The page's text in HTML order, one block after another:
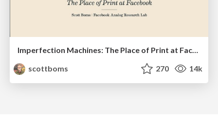
Imperfection Machines: The Place of Print at Facebook
scottboms
270 14k